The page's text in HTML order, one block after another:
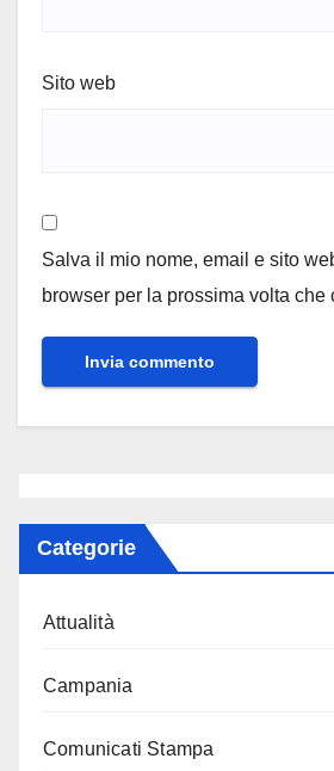
Sito web
Salva il mio nome, email e sito
browser per la prossima volta che
Categorie
Attualità
Campania
Comunicati Stampa